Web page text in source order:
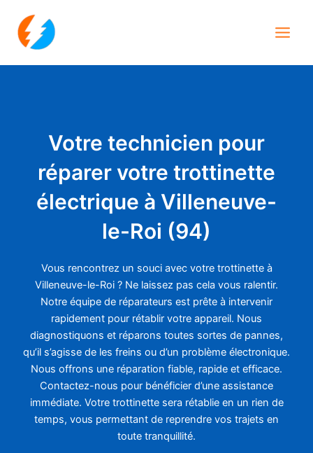
contenu
Votre technicien pour
réparer votre trottinette
électrique à Villeneuve-
le-Roi (94)
Vous rencontrez un souci avec votre trottinette à
Villeneuve-le-Roi ? Ne laissez pas cela vous ralentir.
Notre équipe de réparateurs est prête à intervenir
rapidement pour rétablir votre appareil. Nous
diagnostiquons et réparons toutes sortes de pannes,
qu’il s’agisse de les freins ou d’un problème électronique.
Nous offrons une réparation fiable, rapide et efficace.
Contactez-nous pour bénéficier d’une assistance
immédiate. Votre trottinette sera rétablie en un rien de
temps, vous permettant de reprendre vos trajets en
toute tranquillité.